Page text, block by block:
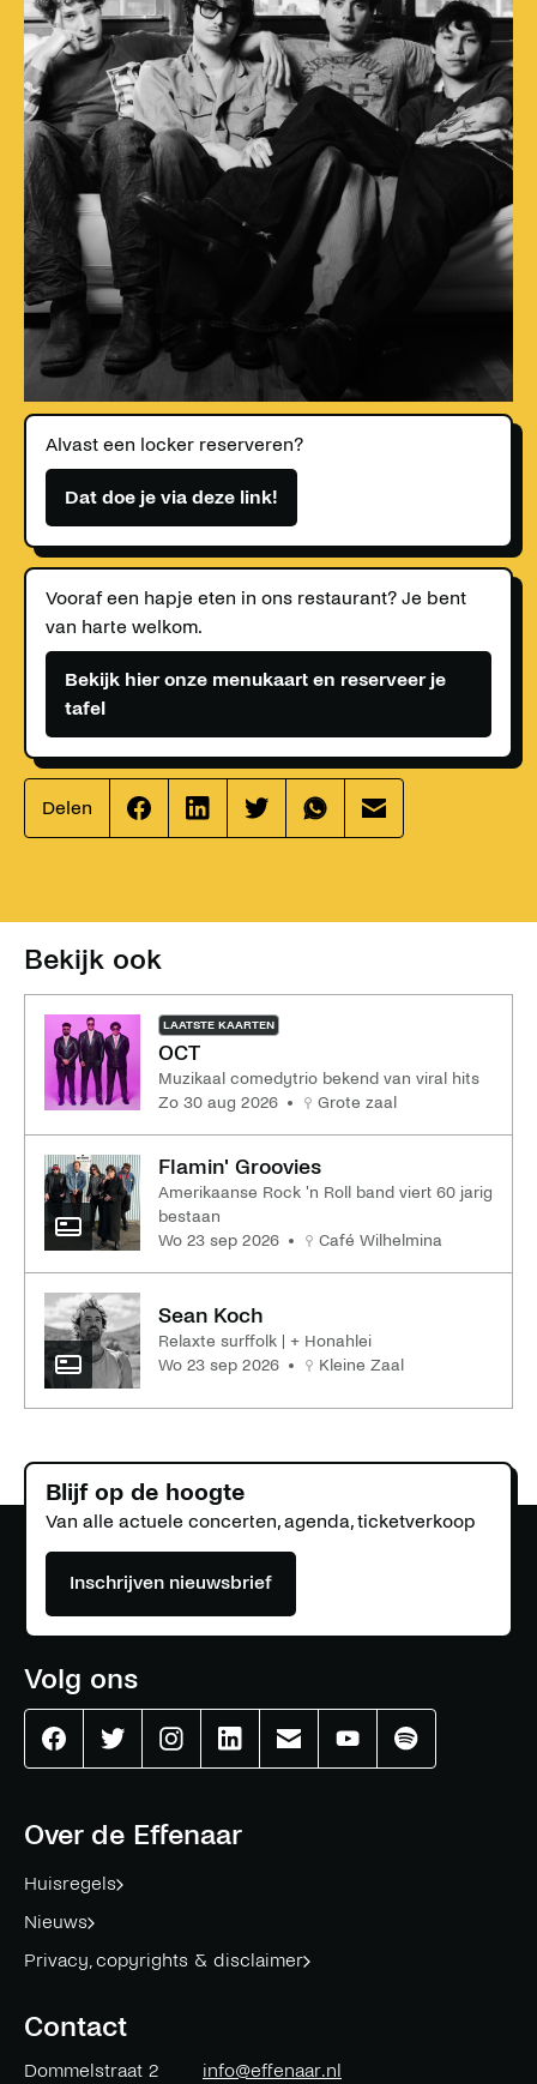
Alvast een locker reserveren?
Dat doe je via deze link!
Vooraf een hapje eten in ons restaurant? Je bent
van harte welkom.
Bekijk hier onze menukaart en reserveer je
tafel
Delen
Effenaar
op
Effenaar
op
Effenaar
op
Effenaar
op
Effenaar
op
Bekijk ook
LAATSTE KAARTEN
OCT
Muzikaal comedytrio bekend van viral hits
zo 30 aug 2026
Grote zaal
Flamin' Groovies
Amerikaanse Rock 'n Roll band viert 60 jarig
bestaan
wo 23 sep 2026
Café Wilhelmina
Sean Koch
Relaxte surffolk | + Honahlei
wo 23 sep 2026
Kleine Zaal
Over de Effenaar
Huisregels
Nieuws
Privacy, copyrights & disclaimer
Contact
Dommelstraat 2 info@effenaar.nl
Blijf op de hoogte
Van alle actuele concerten, agenda, ticketverkoop
Inschrijven nieuwsbrief
Volg ons
EffenaarEffenaarEffenaarEffenaarEffenaarEffenaarEffenaar